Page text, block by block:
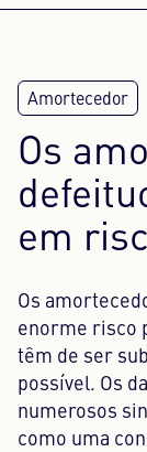
Imprensa
Carreira
Boletim
Os
em
Os
enorme risco
têm de ser
possível. Os
numerosos
como uma